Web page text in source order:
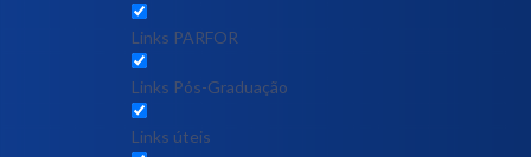
Links PARFOR
Links Pós-Graduação
Links úteis